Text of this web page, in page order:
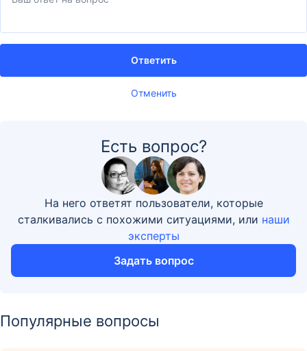
Отменить
Ответить
Есть вопрос?
На него ответят пользователи, которые
сталкивались с похожими ситуациями, или наши
эксперты
Задать вопрос
Популярные вопросы